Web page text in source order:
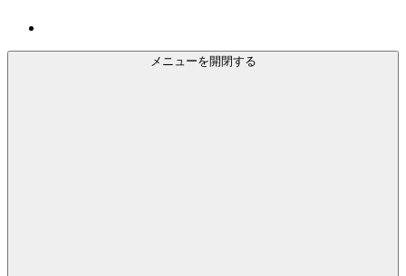
メニューを開閉する